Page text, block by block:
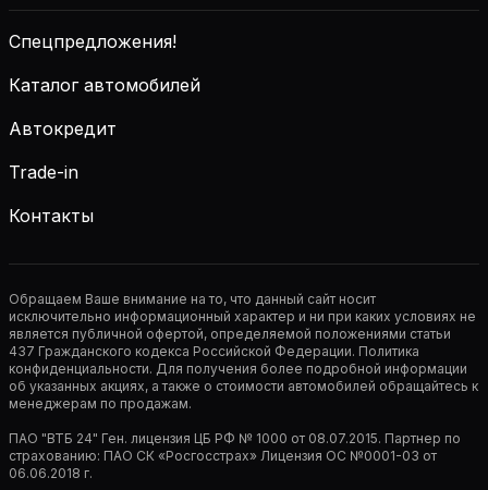
Спецпредложения!
Каталог автомобилей
Автокредит
Trade-in
Контакты
Обращаем Ваше внимание на то, что данный сайт носит
исключительно информационный характер и ни при каких условиях не
является публичной офертой, определяемой положениями статьи
437 Гражданского кодекса Российской Федерации. Политика
конфиденциальности. Для получения более подробной информации
об указанных акциях, а также о стоимости автомобилей обращайтесь к
менеджерам по продажам.
ПАО "ВТБ 24" Ген. лицензия ЦБ РФ № 1000 от 08.07.2015. Партнер по
страхованию: ПАО СК «Росгосстрах» Лицензия ОС №0001-03 от
06.06.2018 г.